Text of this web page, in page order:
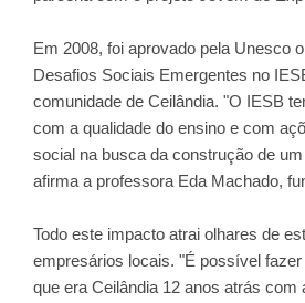
Em 2008, foi aprovado pela Unesco
Desafios Sociais Emergentes no
comunidade de Ceilândia. "O IESB
com a qualidade do ensino e com
social na busca da construção de
afirma a professora Eda Machado,
Todo este impacto atrai olhares de
empresários locais. "É possível
que era Ceilândia 12 anos atrás com